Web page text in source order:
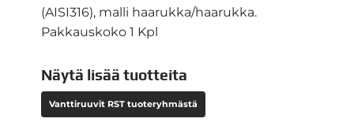
(AISI316), malli haarukka/haarukka.
Pakkauskoko 1 Kpl
Näytä lisää tuotteita
Vanttiruuvit RST tuoteryhmästä